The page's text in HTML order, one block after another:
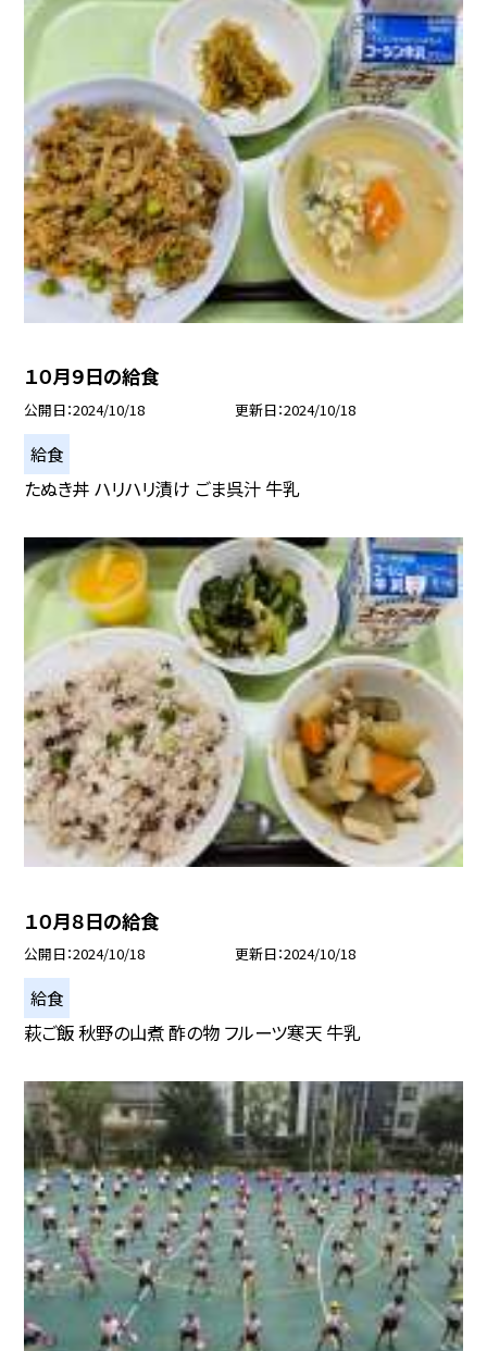
１０月９日の給食
公開日 2024/10/18 更新日 2024/10/18
給食
たぬき丼 ハリハリ漬け ごま呉汁 牛乳
１０月８日の給食
公開日 2024/10/18 更新日 2024/10/18
給食
萩ご飯 秋野の山煮 酢の物 フルーツ寒天 牛乳